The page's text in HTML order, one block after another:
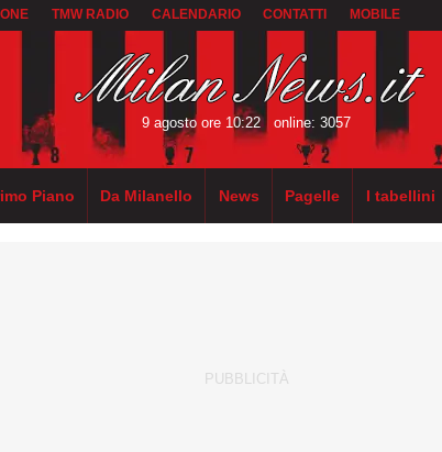
TMW RADIO CALENDARIO CONTATTI MOBILE
9 agosto ore 10:22 online: 3057
Piano Da Milanello News Pagelle I tabellini